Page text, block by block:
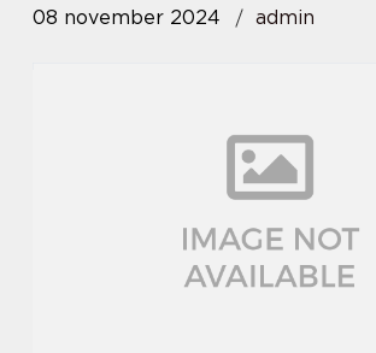
08 november 2024 admin